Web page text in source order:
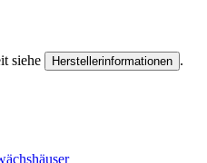
siehe Herstellerinformationen .